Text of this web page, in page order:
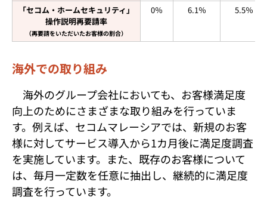
「セコム・ホームセキュリティ」
操作説明再要請率
（再要請をいただいたお客様の割合）
0％ 6.1％ 5.5％
海外での取り組み
海外のグループ会社においても、お客様満足度
向上のためにさまざまな取り組みを行っていま
す。例えば、セコムマレーシアでは、新規のお客
様に対してサービス導入から1カ月後に満足度調査
を実施しています。また、既存のお客様について
は、毎月一定数を任意に抽出し、継続的に満足度
調査を行っています。